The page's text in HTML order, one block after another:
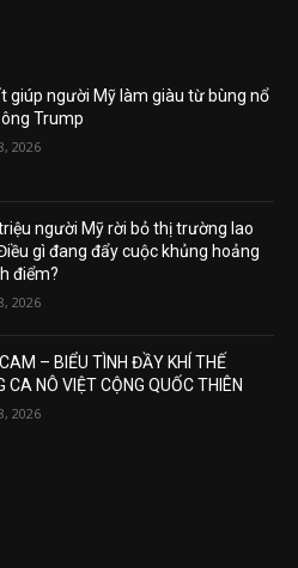
giúp người Mỹ làm giàu từ bùng nổ
Trump
2026
người Mỹ rời bỏ thị trường lao
gì đang đẩy cuộc khủng hoảng
điểm?
2026
– BIỂU TÌNH ĐẦY KHÍ THẾ
CA NÔ VIỆT CỘNG QUỐC THIÊN
2026